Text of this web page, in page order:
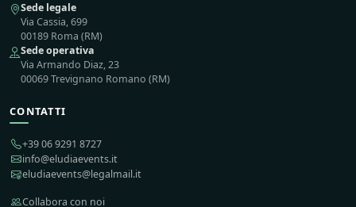
Sede legale
Via Cassia, 699
00189 Roma (RM)
Sede operativa
Via Armando Diaz, 23
00069 Trevignano Romano (RM)
CONTATTI
+39 06 9291 8727
info@eludiaevents.it
eludiaevents@legalmail.it
Collabora con noi